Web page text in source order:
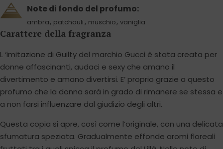
Note di fondo del profumo:
ambra, patchouli , muschio, vaniglia
Carattere della fragranza
L ‘imitazione di Guilty del marchio Gucci è stata creata per
donne affascinanti, audaci e sexy che amano il
divertimento e amano divertirsi. E’ proprio grazie a questo
profumo che la donna sarà in grado di rimanere se stessa e
a non farsi influenzare dal giudizio degli altri.
Questa copia si apre, così come l’originale, con una delicata
sfumatura speziata. Gradualmente effonde aromi floreali